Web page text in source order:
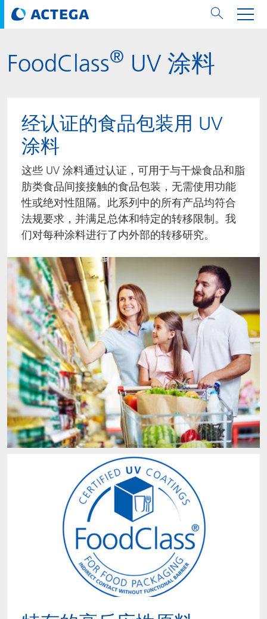
FoodClass® UV 涂料
经认证的食品包装用 UV
涂料
这些 UV 涂料通过认证，可用于与干燥食品和脂
肪类食品间接接触的食品包装，无需使用功能
性或绝对性阻隔。此系列中的所有产品均符合
法规要求，并满足总体和特定的转移限制。我
们对每种涂料进行了内外部的转移研究。
用纸张和纸板
用纸张和纸板
油墨
粘合剂
用于软包装和铝箔
油墨
粘合剂
对于标签
对于标签
油墨
粘合剂
用于金属包装和封口
用于金属包装和封口
密封胶
油墨
密封垫片粒料
Technologies
Technologies
ECOLEAF®
ROTARflow
Signite®
品牌
ACTEbond
ACTEcoat
ACTEseal
ACTExact
ACTGreen
ACTNext
BlisterKote
FoodClass
FoodSafe
MotionCoat
PakSafe
服务
涂料用量计算器
知识
线上问题解决
印样
白皮书
可持续性
循环经济
体系认证
安全有序
解决方案
可持续发展法规
PPWR
我们一起行动
Bees at ACTEGA
ACTEGA Bag
FAQ
关于阿塔卡
Management Team
品牌承诺
业务线
软包业务部
纸品业务部
职业生涯
公司介绍
公司介绍
ACTEGA Do Brasil
ACTEGA Foshan
ACTEGA GmbH
ACTEGA Metal Print
ACTEGA North America
ACTEGA Rhenacoat
ACTEGA Schmid Rhyner
新闻与活动
展会与活动
年新闻发布
Newsletter
社会媒体
联系媒介公关
English
Français
Chinese
Portuguese
欧洲、中东和非洲 (EMEA)
大中华区
北美州
南美州